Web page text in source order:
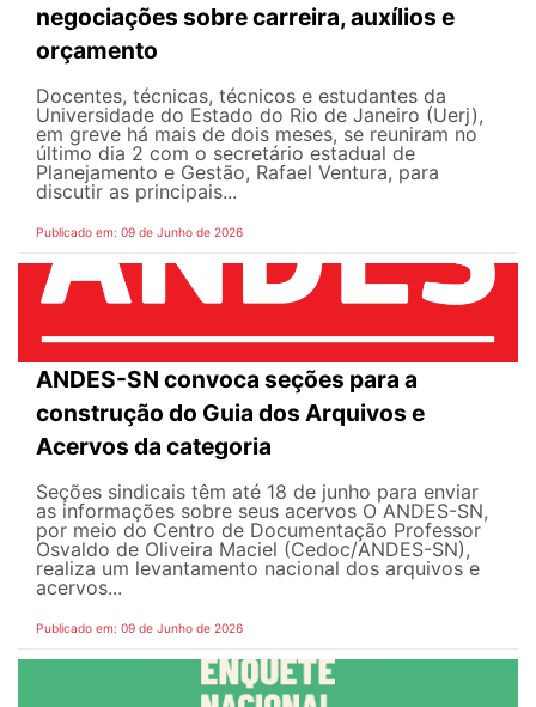
negociações sobre carreira, auxílios e
orçamento
Docentes, técnicas, técnicos e estudantes da
Universidade do Estado do Rio de Janeiro (Uerj),
em greve há mais de dois meses, se reuniram no
último dia 2 com o secretário estadual de
Planejamento e Gestão, Rafael Ventura, para
discutir as principais...
Publicado em: 09 de Junho de 2026
ANDES-SN convoca seções para a
construção do Guia dos Arquivos e
Acervos da categoria
Seções sindicais têm até 18 de junho para enviar
as informações sobre seus acervos O ANDES-SN,
por meio do Centro de Documentação Professor
Osvaldo de Oliveira Maciel (Cedoc/ANDES-SN),
realiza um levantamento nacional dos arquivos e
acervos...
Publicado em: 09 de Junho de 2026